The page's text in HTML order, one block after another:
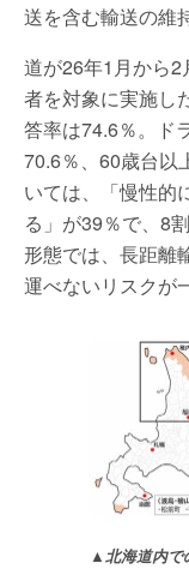
送を含む輸送の維
道が26年1月から
者を対象に実施し
答率は74.6％。ド
70.6％、60歳台以
いては、「慢性的
る」が39％で、8
形態では、長距離
運べないリスクが
▲北海道内で